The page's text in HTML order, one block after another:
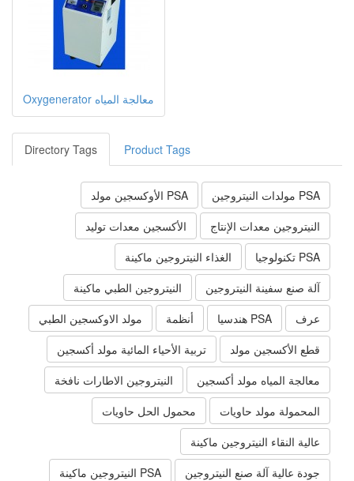
معالجة المياه Oxygenerator
Directory Tags Product Tags
PSA مولدات النيتروجين
PSA الأوكسجين مولد
النيتروجين معدات الإنتاج
الأكسجين معدات توليد
PSA تكنولوجيا
الغذاء النيتروجين ماكينة
آلة صنع سفينة النيتروجين
النيتروجين الطبي ماكينة
عرف
PSA هندسيا أنظمة
مولد الاوكسجين الطبي
قطع الأكسجين مولد
تربية الأحياء المائية مولد أكسجين
معالجة المياه مولد أكسجين
النيتروجين الاطارات نافخة
المحمولة مولد حاويات
محمول الحل حاويات
عالية النقاء النيتروجين ماكينة
جودة عالية آلة صنع النيتروجين
PSA النيتروجين ماكينة